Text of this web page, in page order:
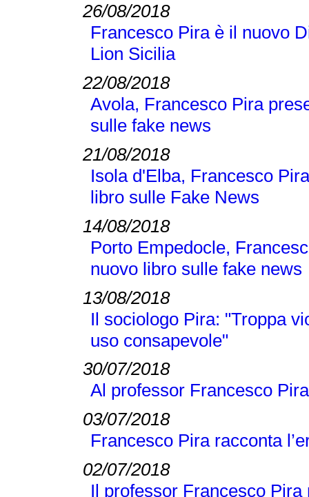
26/08/2018
Francesco Pira è il nuovo
Lion Sicilia
22/08/2018
Avola, Francesco Pira
sulle fake news
21/08/2018
Isola d'Elba, Francesco
libro sulle Fake News
14/08/2018
Porto Empedocle,
nuovo libro sulle fake news
13/08/2018
Il sociologo Pira: "Troppa
uso consapevole"
30/07/2018
Al professor Francesco
03/07/2018
Francesco Pira racconta
02/07/2018
Il professor Francesco